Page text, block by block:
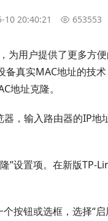
10 20:40:21 653553
用户提供了更多方
备真实MAC地址的技
地址克隆。
，输入路由器的IP
”设置项。在新版TP-
按钮或选框，选择“